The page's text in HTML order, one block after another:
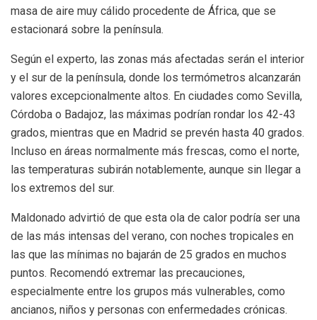
masa de aire muy cálido procedente de África, que se
estacionará sobre la península.
Según el experto, las zonas más afectadas serán el interior
y el sur de la península, donde los termómetros alcanzarán
valores excepcionalmente altos. En ciudades como Sevilla,
Córdoba o Badajoz, las máximas podrían rondar los 42-43
grados, mientras que en Madrid se prevén hasta 40 grados.
Incluso en áreas normalmente más frescas, como el norte,
las temperaturas subirán notablemente, aunque sin llegar a
los extremos del sur.
Maldonado advirtió de que esta ola de calor podría ser una
de las más intensas del verano, con noches tropicales en
las que las mínimas no bajarán de 25 grados en muchos
puntos. Recomendó extremar las precauciones,
especialmente entre los grupos más vulnerables, como
ancianos, niños y personas con enfermedades crónicas.